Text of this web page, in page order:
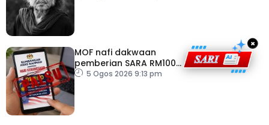
MOF nafi dakwaan
pemberian SARA RM100
sempena Hari
5 Ogos 2026 9:13 pm
×